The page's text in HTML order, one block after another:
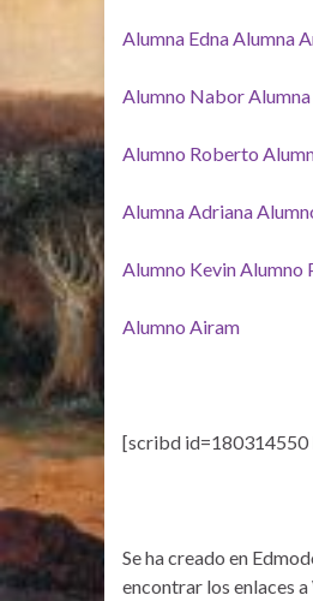
Alumna Edna Alumna
Alumno Nabor
Alumno Roberto
Alumna Adriana
Alumno Kevin Alumno
Alumno Airam
[scribd
Se ha creado en
encontrar los enlaces